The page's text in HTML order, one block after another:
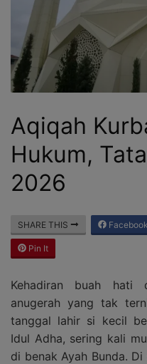
Aqiqah
Hukum,
2026
SHARE THIS Facebook
Pin It
Kehadiran buah hati
anugerah yang tak
tanggal lahir si kecil
Idul Adha, sering kali
di benak Ayah Bunda.